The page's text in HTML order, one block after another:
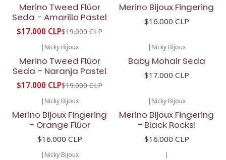
Merino Tweed Flúor
Seda - Amarillo Pastel
$17.000 CLP$19.000 CLP
Merino Bijoux Fingering
$16.000 CLP
| Nicky Bijoux
Merino Tweed Flúor
Seda - Naranja Pastel
$17.000 CLP$19.000 CLP
| Nicky Bijoux
Baby Mohair Seda
$17.000 CLP
| Nicky Bijoux
Merino Bijoux Fingering
- Orange Flúor
$16.000 CLP
| Nicky Bijoux
Merino Bijoux Fingering
- Black Rocks!
$16.000 CLP
Nicky Bijoux